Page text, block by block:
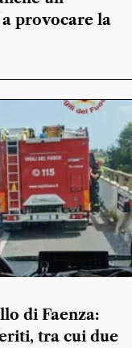
provocare la
di Faenza:
tra cui due